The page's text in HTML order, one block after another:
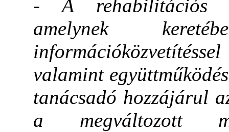
- A rehabilitációs
amelynek
valamint
tanácsadó hozzájárul
a megváltozott